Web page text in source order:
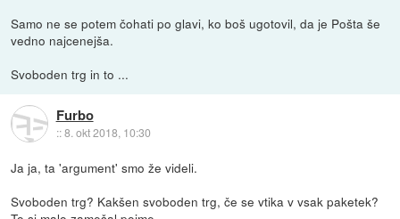
Samo ne se potem čohati po glavi, ko boš ugotovil, da je Pošta še
vedno najcenejša.
Svoboden trg in to ...
Furbo
::8. okt 2018, 10:30
Ja ja, ta 'argument' smo že videli.
Svoboden trg? Kakšen svoboden trg, če se vtika v vsak paketek?